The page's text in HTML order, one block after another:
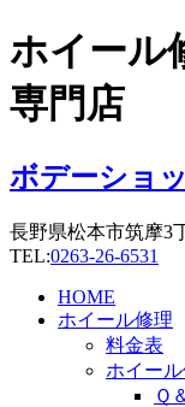
コ
ン
テ
ン
に
ス
ッ
プ
ホイール
専門店
ボデーショ
長野県松本市筑摩3
TEL:0263-26-6531
HOME
ホイール修理
料金表
ホイー
Ｑ